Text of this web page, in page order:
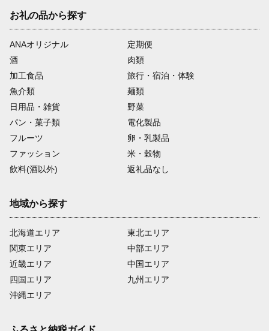
お礼の品から探す
ANAオリジナル
定期便
酒
肉類
加工食品
旅行・宿泊・体験
魚介類
麺類
日用品・雑貨
野菜
パン・菓子類
電化製品
フルーツ
卵・乳製品
ファッション
米・穀物
飲料(酒以外)
返礼品なし
地域から探す
北海道エリア
関東エリア
近畿エリア
四国エリア
沖縄エリア
東北エリア
中部エリア
中国エリア
九州エリア